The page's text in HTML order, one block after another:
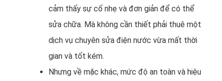
cảm thấy sự cố nhẹ và đơn giản để có thể
sửa chữa. Mà không cần thiết phải thuê một
dịch vụ chuyên sửa điện nước vừa mất thời
gian và tốt kém.
Nhưng về mặc khác, mức độ an toàn và hiệu